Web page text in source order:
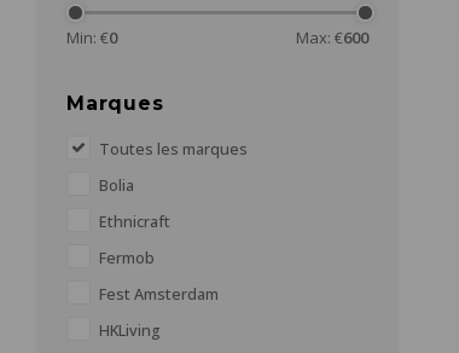
Min: €0 Max: €600
Marques
Toutes les marques
Bolia
Ethnicraft
Fermob
Fest Amsterdam
HKLiving